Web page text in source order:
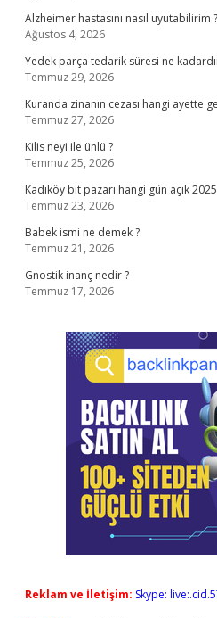
Alzheimer hastasını nasıl uyutabilirim ?
Ağustos 4, 2026
Yedek parça tedarik süresi ne
Temmuz 29, 2026
Kuranda zinanın cezası hangi ayette
Temmuz 27, 2026
Kilis neyi ile ünlü ?
Temmuz 25, 2026
Kadıköy bit pazarı hangi gün açık
Temmuz 23, 2026
Babek ismi ne demek ?
Temmuz 21, 2026
Gnostik inanç nedir ?
Temmuz 17, 2026
Reklam ve İletişim: Skype: